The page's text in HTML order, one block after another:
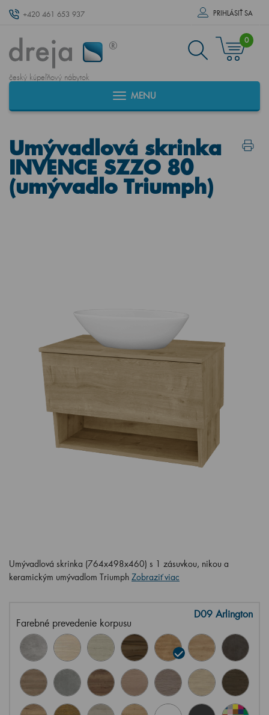
+420 461 653 937 PRIHLÁSIŤ SA
český kúpeľňový nábytok
0
MENU
Umývadlová skrinka
INVENCE SZZO 80
(umývadlo Triumph)
Umývadlová skrinka (764x498x460) s 1 zásuvkou, nikou a
keramickým umývadlom Triumph Zobraziť viac
Farebné prevedenie korpusu
D09 Arlington